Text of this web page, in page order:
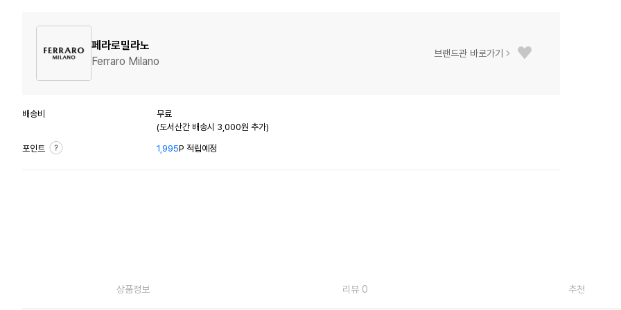
페라로밀라노
Ferraro Milano
브랜드관 바로가기
배송비
무료
(도서산간 배송시 3,000원 추가)
포인트 1,995P 적립예정
상품정보 리뷰 0 추천